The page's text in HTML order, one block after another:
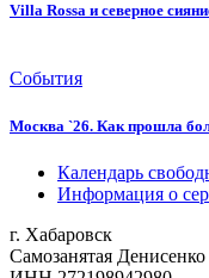
Villa Rossa и северное
События
Москва `26. Как прошла
Календарь
Информация о
г. Хабаровск
Самозанятая